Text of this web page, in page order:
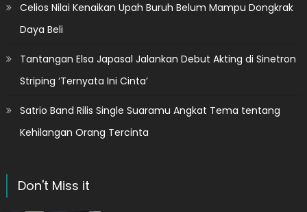
Celios Nilai Kenaikan Upah Buruh Belum Mampu Dongkrak
Daya Beli
Tantangan Elsa Japasal Jalankan Debut Akting di Sinetron
Striping ‘Ternyata Ini Cinta’
Satrio Band Rilis Single Suaramu Angkat Tema tentang
Kehilangan Orang Tercinta
Don't Miss it